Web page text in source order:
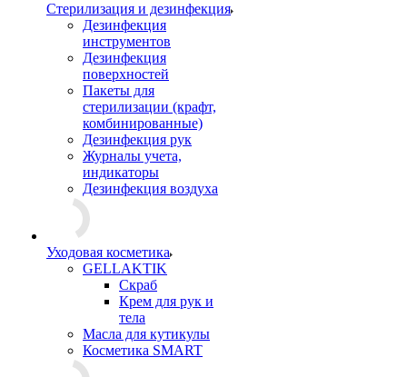
Стерилизация и дезинфекция
Дезинфекция
инструментов
Дезинфекция
поверхностей
Пакеты для
стерилизации (крафт,
комбинированные)
Дезинфекция рук
Журналы учета,
индикаторы
Дезинфекция воздуха
Уходовая косметика
GELLAKTIK
Скраб
Крем для рук и
тела
Масла для кутикулы
Косметика SMART